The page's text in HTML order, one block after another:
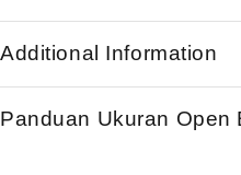
Additional Information
Panduan Ukuran Open